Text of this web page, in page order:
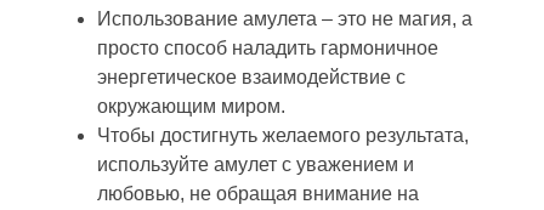
Использование амулета – это не магия, а
просто способ наладить гармоничное
энергетическое взаимодействие с
окружающим миром.
Чтобы достигнуть желаемого результата,
используйте амулет с уважением и
любовью, не обращая внимание на